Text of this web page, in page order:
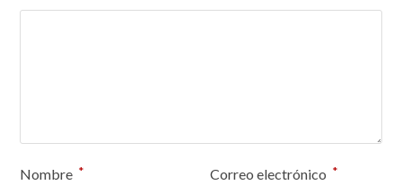
Nombre * Correo electrónico *